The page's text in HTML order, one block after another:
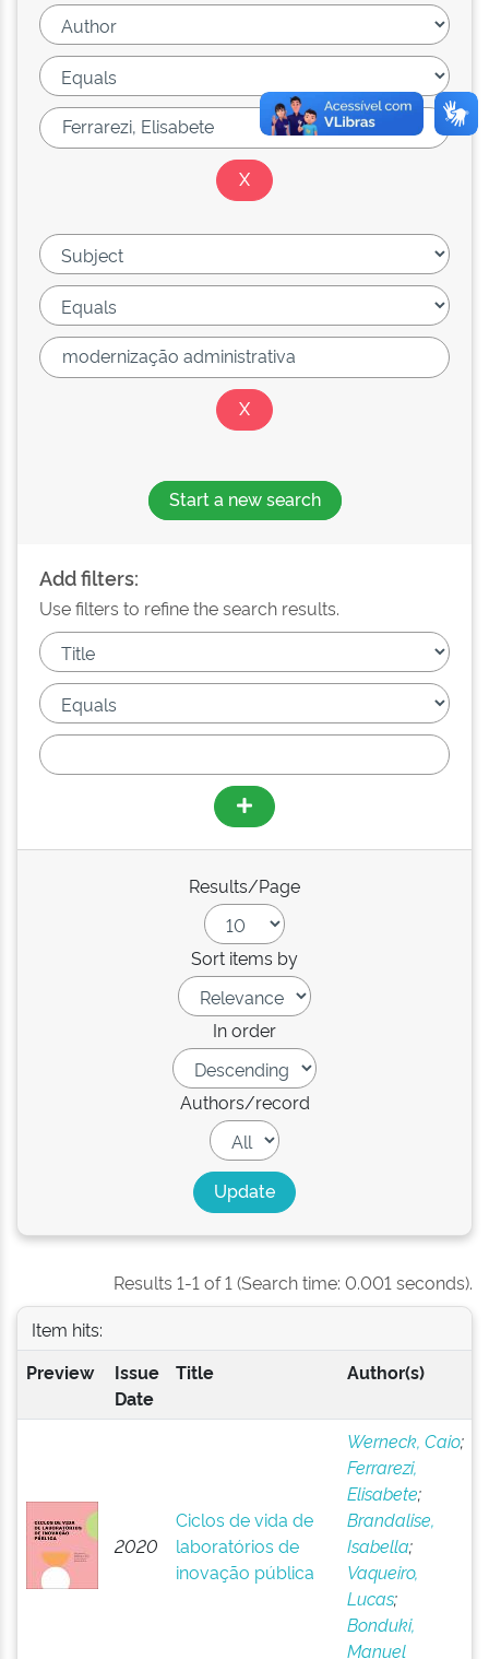
Start a new search
Add filters:
Use filters to refine the search results.
Results/Page
Sort items by
In order
Authors/record
Results 1-1 of 1 (Search time: 0.001 seconds).
Item hits:
Preview
Issue
Date
Title Author(s)
2020
Ciclos de vida de
laboratórios de
inovação pública
Werneck, Caio;
Ferrarezi,
Elisabete;
Brandalise,
Isabella;
Vaqueiro,
Lucas;
Bonduki,
Manuel